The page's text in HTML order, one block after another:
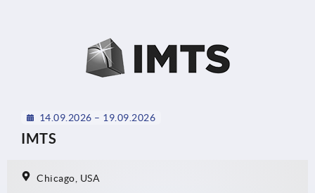
14.09.2026 – 19.09.2026
IMTS
Chicago, USA